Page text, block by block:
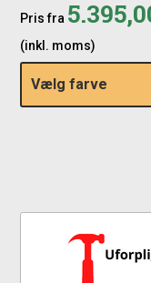
Pris fra
(inkl. moms)
Vælg farve